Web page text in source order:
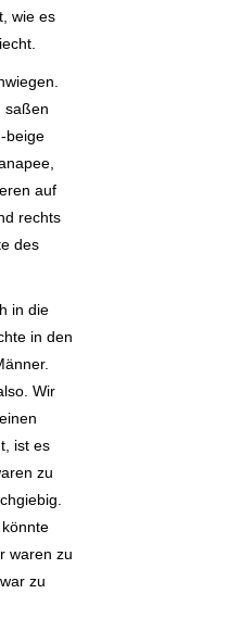
wie es
saßen
beige
auf
rechts
des
in die
in den
Wir
ist es
zu
waren zu
war zu